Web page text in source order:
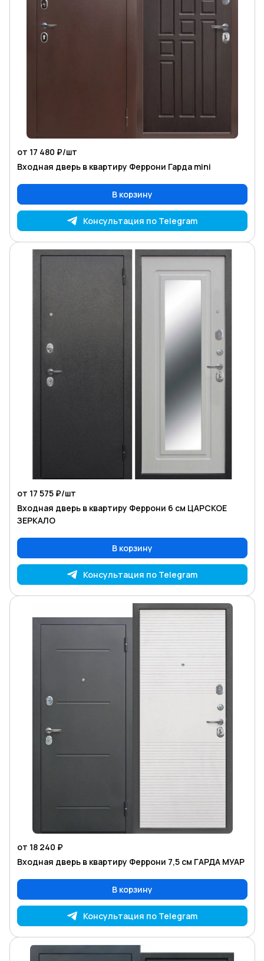
от 17 480 ₽/шт
Входная дверь в квартиру Феррони Гарда mini
В корзину
Консультация по Telegram
от 17 575 ₽/шт
Входная дверь в квартиру Феррони 6 см ЦАРСКОЕ
ЗЕРКАЛО
В корзину
Консультация по Telegram
от 18 240 ₽
Входная дверь в квартиру Феррони 7,5 см ГАРДА МУАР
В корзину
Консультация по Telegram